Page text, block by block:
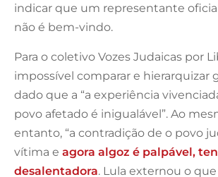
indicar que um representante
não é bem-vindo.
Para o coletivo Vozes Judaicas por
impossível comparar e hierarquizar
dado que a “a experiência
povo afetado é inigualável”. Ao
entanto, “a contradição de o povo
vítima e agora algoz é palpável,
desalentadora. Lula externou o